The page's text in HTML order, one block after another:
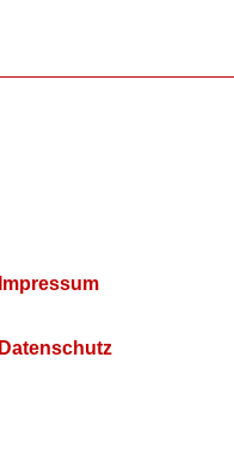
Impressum
Datenschutz